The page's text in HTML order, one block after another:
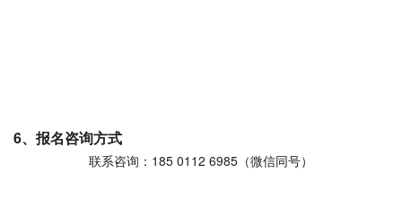
6、报名咨询方式
联系咨询：185 0112 6985（微信同号）